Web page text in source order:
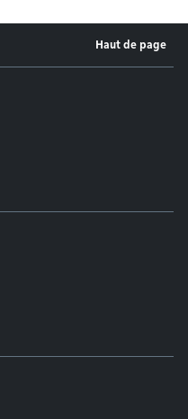
Haut de page